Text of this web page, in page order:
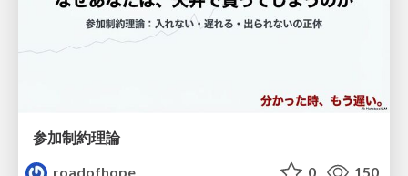
参加制約理論
roadofhope
0 150